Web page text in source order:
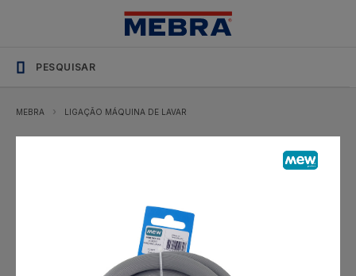
MEBRA LIGAÇÃO MÁQUINA DE LAVAR